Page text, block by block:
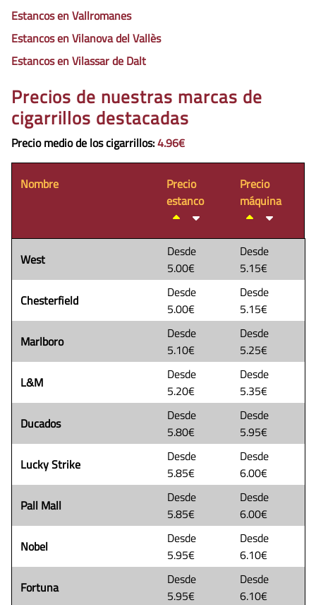
Estancos en Vallromanes
Estancos en Vilanova del Vallès
Estancos en Vilassar de Dalt
Precios de nuestras marcas de
cigarrillos destacadas
Precio medio de los cigarrillos:4.96€
Nombre
Precio
estanco
Precio
máquina
West
Desde
5.00€
Desde
5.15€
Chesterfield
Desde
5.00€
Desde
5.15€
Marlboro
Desde
5.10€
Desde
5.25€
L&M
Desde
5.20€
Desde
5.35€
Ducados
Desde
5.80€
Desde
5.95€
Lucky Strike
Desde
5.85€
Desde
6.00€
Pall Mall
Desde
5.85€
Desde
6.00€
Nobel
Desde
5.95€
Desde
6.10€
Fortuna
Desde
5.95€
Desde
6.10€